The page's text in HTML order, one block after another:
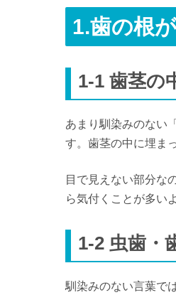
4.歯根破折を治療
5.歯根破折を防ぐ3
5-1 とにかく虫
5-2 神経を残す
5-3 金属の代わ
1.歯の根
1-1 歯茎の
あまり馴染みのない
す。歯茎の中に埋ま
目で見えない部分な
ら気付くことが多い
1-2 虫歯・
馴染みのない言葉で